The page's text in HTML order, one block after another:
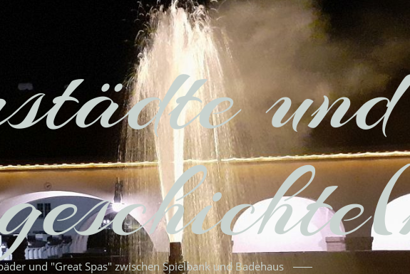
und
und "Great Spas" zwischen Spielbank und Badehaus